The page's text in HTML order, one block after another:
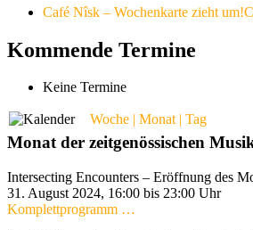
Café Nîsk – Wochenkarte zieht um!
Kommende Termine
Keine Termine
Woche | Monat | Tag
Monat der zeitgenössischen
Intersecting Encounters – Eröffnung des
31. August 2024, 16:00 bis 23:00 Uhr
Komplettprogramm …